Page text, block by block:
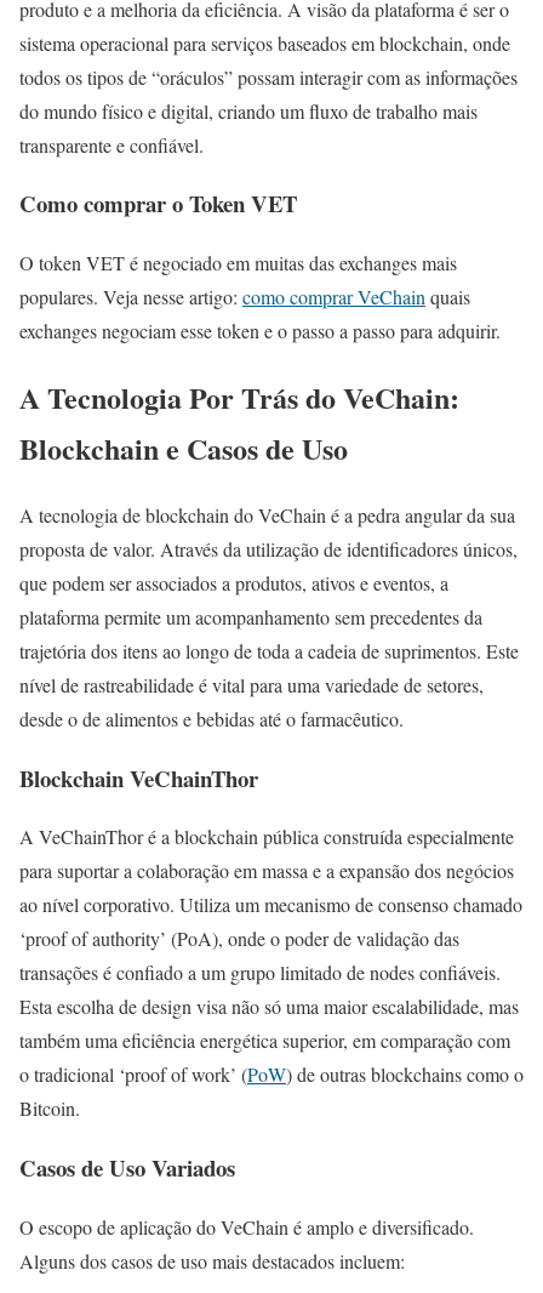
produto e a melhoria da eficiência. A visão da plataforma é ser o
sistema operacional para serviços baseados em blockchain, onde
todos os tipos de “oráculos” possam interagir com as informações
do mundo físico e digital, criando um fluxo de trabalho mais
transparente e confiável.
Como comprar o Token VET
O token VET é negociado em muitas das exchanges mais
populares. Veja nesse artigo: como comprar VeChain quais
exchanges negociam esse token e o passo a passo para adquirir.
A Tecnologia Por Trás do VeChain:
Blockchain e Casos de Uso
A tecnologia de blockchain do VeChain é a pedra angular da sua
proposta de valor. Através da utilização de identificadores únicos,
que podem ser associados a produtos, ativos e eventos, a
plataforma permite um acompanhamento sem precedentes da
trajetória dos itens ao longo de toda a cadeia de suprimentos. Este
nível de rastreabilidade é vital para uma variedade de setores,
desde o de alimentos e bebidas até o farmacêutico.
Blockchain VeChainThor
A VeChainThor é a blockchain pública construída especialmente
para suportar a colaboração em massa e a expansão dos negócios
ao nível corporativo. Utiliza um mecanismo de consenso chamado
‘proof of authority’ (PoA), onde o poder de validação das
transações é confiado a um grupo limitado de nodes confiáveis.
Esta escolha de design visa não só uma maior escalabilidade, mas
também uma eficiência energética superior, em comparação com
o tradicional ‘proof of work’ (PoW) de outras blockchains como o
Bitcoin.
Casos de Uso Variados
O escopo de aplicação do VeChain é amplo e diversificado.
Alguns dos casos de uso mais destacados incluem: